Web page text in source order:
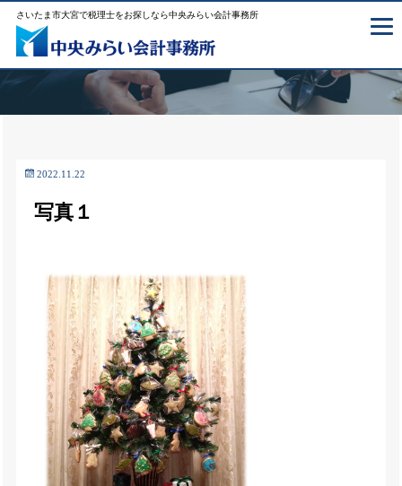
さいたま市大宮で税理士をお探しなら中央みらい会計事務所
2022.11.22
写真１